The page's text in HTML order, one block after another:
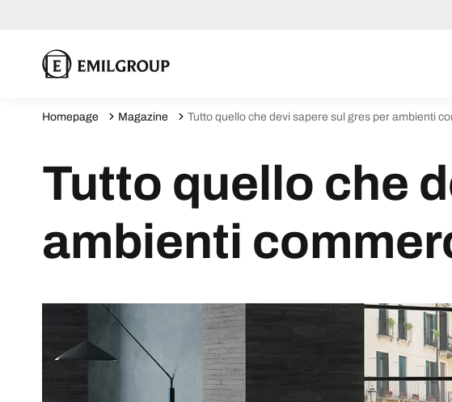
Homepage Magazine Tutto quello che devi sapere sul gres per ambienti
Tutto quello che
ambienti